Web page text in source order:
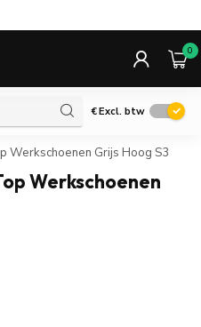
0
€Excl. btw
Werkschoenen Grijs Hoog S3
Werkschoenen